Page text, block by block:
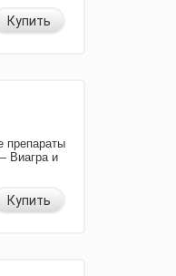
Купить
препараты
Виагра и
Купить